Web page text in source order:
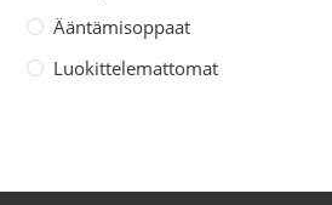
Ääntämisoppaat
Luokittelemattomat